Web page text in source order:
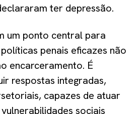
ter depressão.
um ponto central para
penais eficazes não
encarceramento. É
respostas integradas,
capazes de atuar
sociais